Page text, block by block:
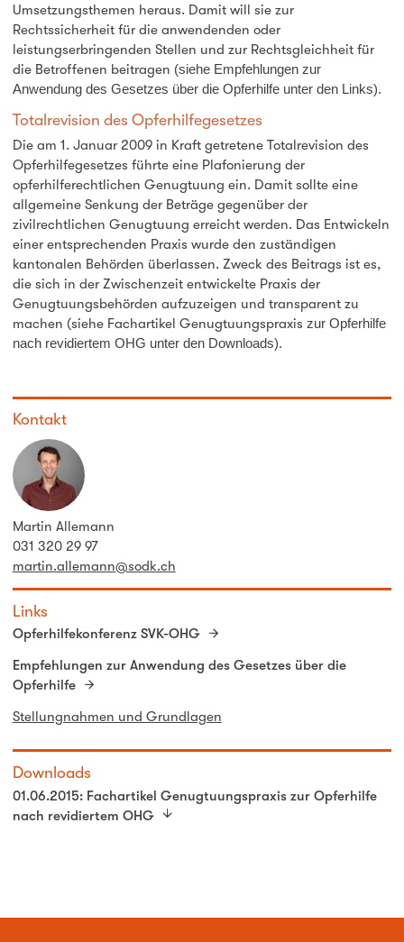
Umsetzungsthemen heraus. Damit will sie zur
Rechtssicherheit für die anwendenden oder
leistungserbringenden Stellen und zur Rechtsgleichheit für
die Betroffenen beitragen (siehe Empfehlungen zur
Anwendung des Gesetzes über die Opferhilfe unter den Links).
Totalrevision des Opferhilfegesetzes
Die am 1. Januar 2009 in Kraft getretene Totalrevision des
Opferhilfegesetzes führte eine Plafonierung der
opferhilferechtlichen Genugtuung ein. Damit sollte eine
allgemeine Senkung der Beträge gegenüber der
zivilrechtlichen Genugtuung erreicht werden. Das Entwickeln
einer entsprechenden Praxis wurde den zuständigen
kantonalen Behörden überlassen. Zweck des Beitrags ist es,
die sich in der Zwischenzeit entwickelte Praxis der
Genugtuungsbehörden aufzuzeigen und transparent zu
machen (siehe Fachartikel Genugtuungspraxis zur Opferhilfe
nach revidiertem OHG unter den Downloads).
Kontakt
Martin Allemann
031 320 29 97
martin.allemann@sodk.ch
Links
Opferhilfekonferenz SVK-OHG
Empfehlungen zur Anwendung des Gesetzes über die
Opferhilfe
Stellungnahmen und Grundlagen
Downloads
01.06.2015: Fachartikel Genugtuungspraxis zur Opferhilfe
nach revidiertem OHG